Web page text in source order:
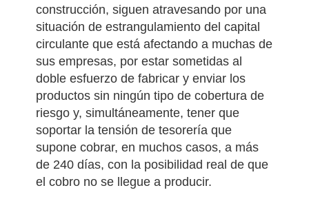
construcción, siguen atravesando por una
situación de estrangulamiento del capital
circulante que está afectando a muchas de
sus empresas, por estar sometidas al
doble esfuerzo de fabricar y enviar los
productos sin ningún tipo de cobertura de
riesgo y, simultáneamente, tener que
soportar la tensión de tesorería que
supone cobrar, en muchos casos, a más
de 240 días, con la posibilidad real de que
el cobro no se llegue a producir.